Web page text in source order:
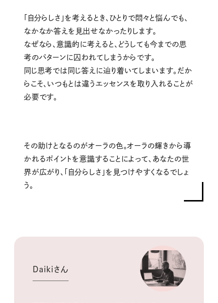
「自分らしさ」を考えるとき、ひとりで悶々と悩んでも、
なかなか答えを見出せなかったりします。
なぜなら、意識的に考えると、どうしても今までの思
考のパターンに囚われてしまうからです。
同じ思考では同じ答えに辿り着いてしまいます。だか
らこそ、いつもとは違うエッセンスを取り入れることが
必要です。
その助けとなるのがオーラの色。オーラの輝きから導
かれるポイントを意識することによって、あなたの世
界が広がり、「自分らしさ」を見つけやすくなるでしょ
う。
Daikiさん